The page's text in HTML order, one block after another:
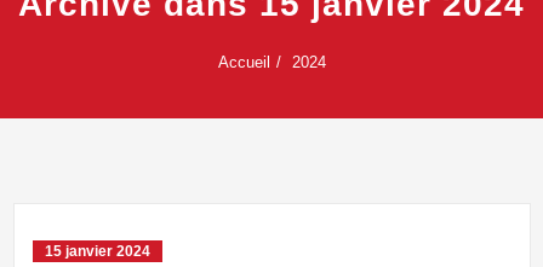
Accueil 2024
15 janvier 2024